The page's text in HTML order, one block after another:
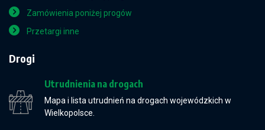
Zamówienia poniżej progów
Przetargi inne
Drogi
Utrudnienia na drogach
Mapa i lista utrudnień na drogach wojewódzkich w
Wielkopolsce.